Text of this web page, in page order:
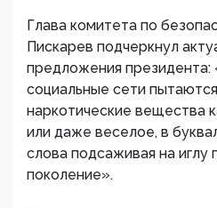
Глава комитета по
Пискарев подчеркнул
предложения
социальные сети
наркотические вещества
или даже веселое, в
слова подсаживая на
поколение».